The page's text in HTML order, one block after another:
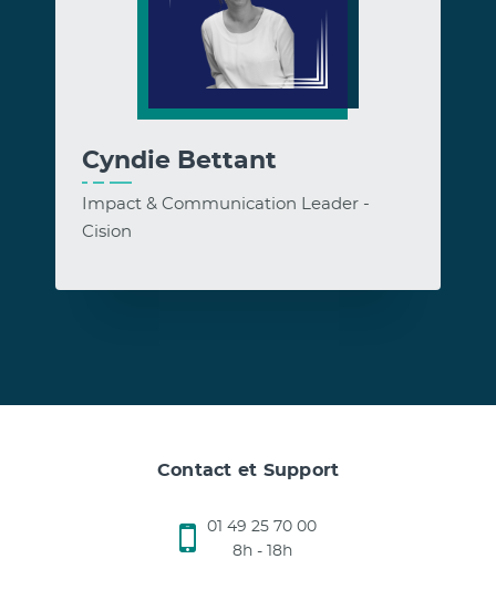
Cyndie Bettant
Impact & Communication Leader -
Cision
Contact et Support
01 49 25 70 00
8h - 18h